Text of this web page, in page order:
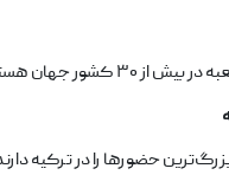
ترکیه، دوبی، قطر، روسیه و قزاقستان می‌باشد.
حضورها را در ترکیه